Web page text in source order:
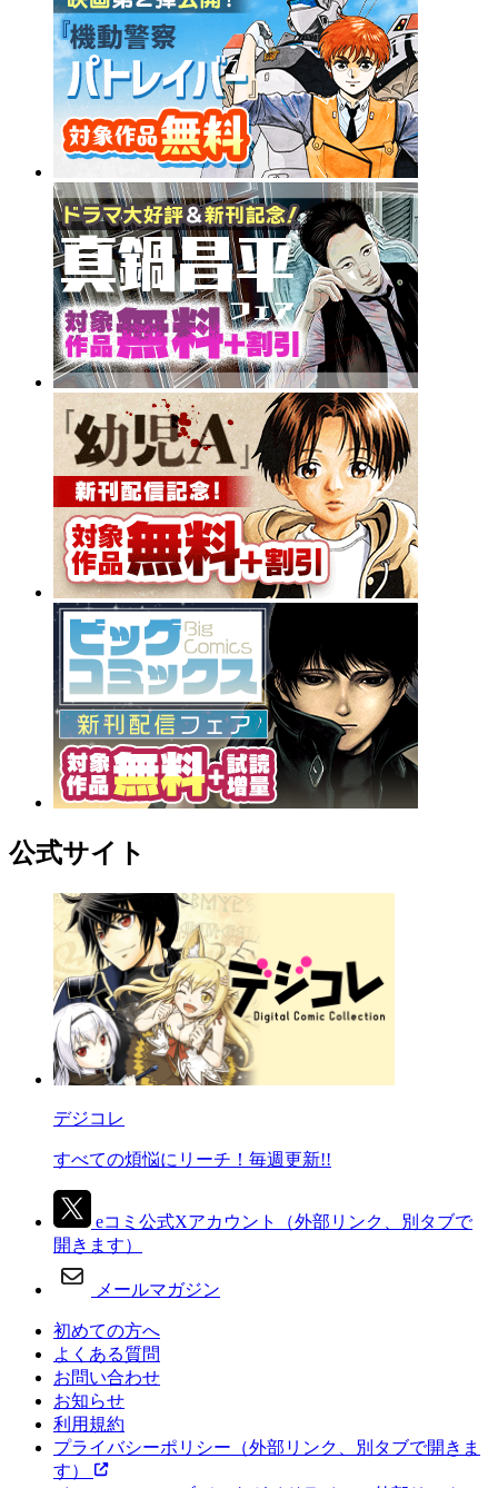
公式サイト
デジコレ
すべての煩悩にリーチ！毎週更新!!
eコミ公式Xアカウント
（外部リンク、別タブで
開きます）
メールマガジン
初めての方へ
よくある質問
お問い合わせ
お知らせ
利用規約
プライバシーポリシー （外部リンク、別タブで開きま
す）